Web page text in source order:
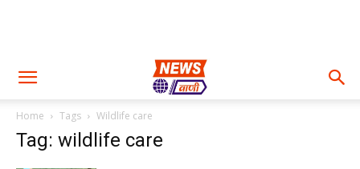
Home Tags Wildlife care
Tag: wildlife care